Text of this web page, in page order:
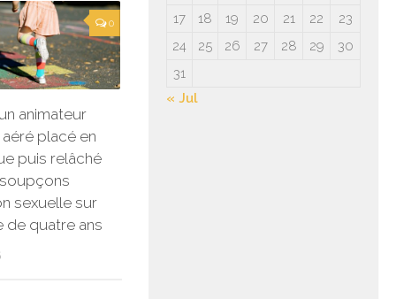
0
animateur
placé en
puis relâché
sexuelle sur
de quatre ans
17
18 19 20 21 22
23
24
25 26 27 28 29
30
31
« Jul